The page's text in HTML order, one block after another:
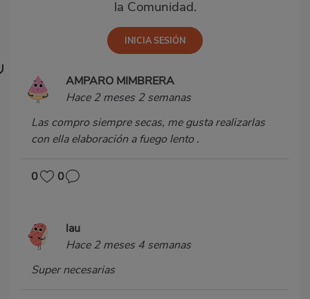
la Comunidad.
AMPARO MIMBRERA
Hace 2 meses 2 semanas
Las compro siempre secas, me gusta realizarlas
con ella elaboración a fuego lento .
0 0
lau
Hace 2 meses 4 semanas
Super necesarias